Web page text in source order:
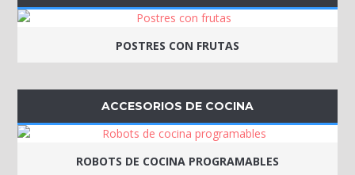
POSTRES CON FRUTAS
ACCESORIOS DE COCINA
ROBOTS DE COCINA PROGRAMABLES